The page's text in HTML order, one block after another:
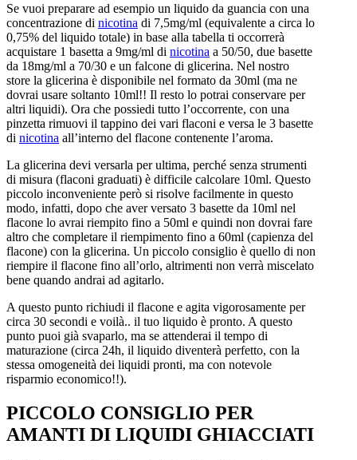
Se vuoi preparare ad esempio un liquido da guancia con una
concentrazione di nicotina di 7,5mg/ml (equivalente a circa lo
0,75% del liquido totale) in base alla tabella ti occorrerà
acquistare 1 basetta a 9mg/ml di nicotina a 50/50, due basette
da 18mg/ml a 70/30 e un falcone di glicerina. Nel nostro
store la glicerina è disponibile nel formato da 30ml (ma ne
dovrai usare soltanto 10ml!! Il resto lo potrai conservare per
altri liquidi). Ora che possiedi tutto l’occorrente, con una
pinzetta rimuovi il tappino dei vari flaconi e versa le 3 basette
di nicotina all’interno del flacone contenente l’aroma.
La glicerina devi versarla per ultima, perché senza strumenti
di misura (flaconi graduati) è difficile calcolare 10ml. Questo
piccolo inconveniente però si risolve facilmente in questo
modo, infatti, dopo che aver versato 3 basette da 10ml nel
flacone lo avrai riempito fino a 50ml e quindi non dovrai fare
altro che completare il riempimento fino a 60ml (capienza del
flacone) con la glicerina. Un piccolo consiglio è quello di non
riempire il flacone fino all’orlo, altrimenti non verrà miscelato
bene quando andrai ad agitarlo.
A questo punto richiudi il flacone e agita vigorosamente per
circa 30 secondi e voilà.. il tuo liquido è pronto. A questo
punto puoi già svaparlo, ma se attenderai il tempo di
maturazione (circa 24h, il liquido diventerà perfetto, con la
stessa omogeneità dei liquidi pronti, ma con notevole
risparmio economico!!).
PICCOLO CONSIGLIO PER
AMANTI DI LIQUIDI GHIACCIATI